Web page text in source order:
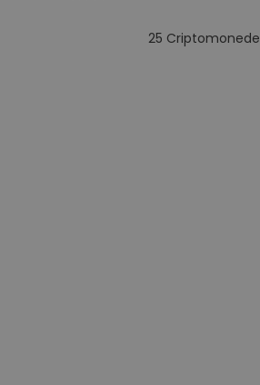
25 Criptomonede